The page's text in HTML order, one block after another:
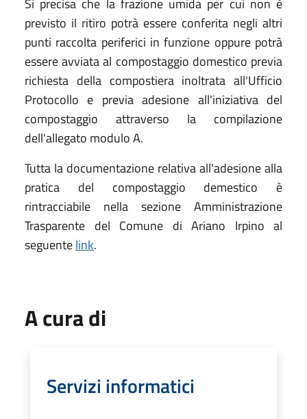
previsto il ritiro potrà essere conferita negli altri
punti raccolta periferici in funzione oppure potrà
essere avviata al compostaggio domestico previa
richiesta della compostiera inoltrata all'Ufficio
Protocollo e previa adesione all'iniziativa del
compostaggio attraverso la compilazione
dell'allegato modulo A.
Tutta la documentazione relativa all'adesione alla
pratica del compostaggio demestico è
rintracciabile nella sezione Amministrazione
Trasparente del Comune di Ariano Irpino al
seguentelink.
A cura di
Servizi informatici